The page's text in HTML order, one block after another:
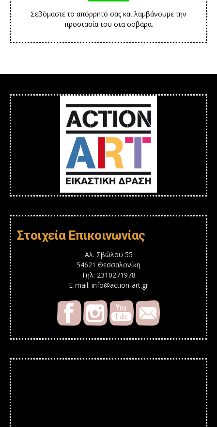
Σεβόμαστε το απόρρητό σας και λαμβάνουμε την
προστασία του στα σοβαρά.
Στοιχεία Επικοινωνίας
Αλ. Σβώλου 55
54621 Θεσσαλονίκη
Τηλ: 2310271978
E-mail: info@action-art.gr